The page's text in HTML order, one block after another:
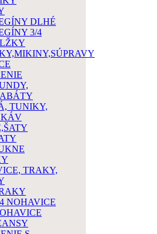
DLHÉ
3/4
TUNIKY,
TRAKY,
NOHAVICE